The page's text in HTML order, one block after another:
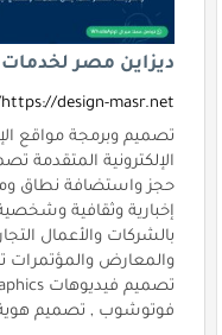
ديزاين مصر لخدمات
https://design-masr.net/
تصميم وبرمجة مواقع
الإلكترونية المتقدمة
حجز واستضافة نطاق
إخبارية وثقافية
بالشركات والأعمال
والمعارض والمؤتمرات
فوتوشوب , تصميم هوية